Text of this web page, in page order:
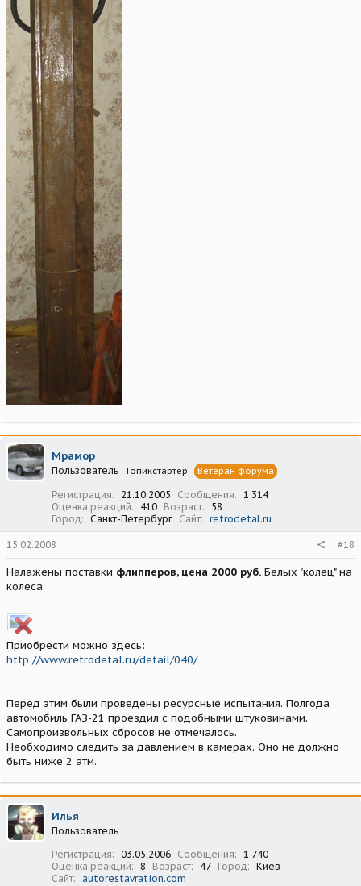
Мрамор
Пользователь Топикстартер Ветеран форума
Регистрация 21.10.2005 Сообщения
1 314
Оценка реакций
410 Возраст
58
Город
Санкт-Петербург Сайт retrodetal.ru
15.02.2008 #18
Налажены поставки флипперов, цена 2000 руб. Белых "колец" на
колеса.
Приобрести можно здесь:
http://www.retrodetal.ru/detail/040/
Перед этим были проведены ресурсные испытания. Полгода
автомобиль ГАЗ-21 проездил с подобными штуковинами.
Самопроизвольных сбросов не отмечалось.
Необходимо следить за давлением в камерах. Оно не должно
быть ниже 2 атм.
Илья
Пользователь
Регистрация
03.05.2006 Сообщения
1 740
Оценка реакций
8 Возраст 47 Город
Киев
Сайт
autorestavration.com